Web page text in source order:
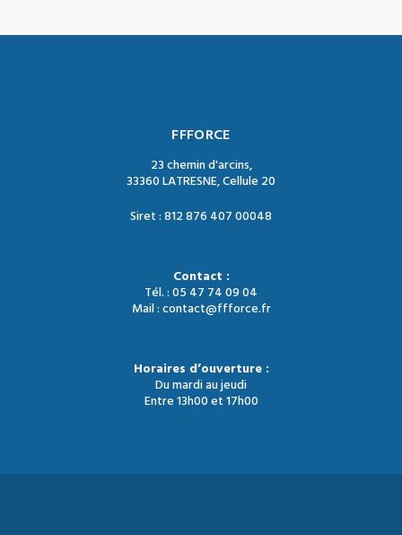
FFFORCE
23 chemin d'arcins,
33360 LATRESNE, Cellule 20
Siret : 812 876 407 00048
Contact :
Tél. : 05 47 74 09 04
Mail : contact@ffforce.fr
Horaires d’ouverture :
Du mardi au jeudi
Entre 13h00 et 17h00